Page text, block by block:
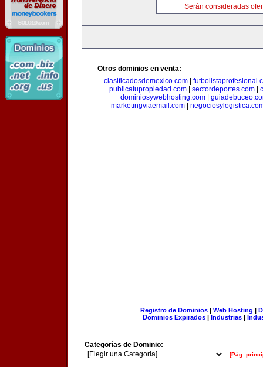
Serán consideradas
Otros dominios en venta:
clasificadosdemexico.com|
publicatupropiedad.com
sectordeportes.com
dominiosywebhosting.com|
marketingviaemail.com|
Registro de Dominios| Web Hosting |
Dominios Expirados | Industrias |
Categorías de Dominio:
[Pág.